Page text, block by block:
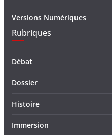
Versions Numériques
Rubriques
Débat
Dossier
Histoire
Immersion